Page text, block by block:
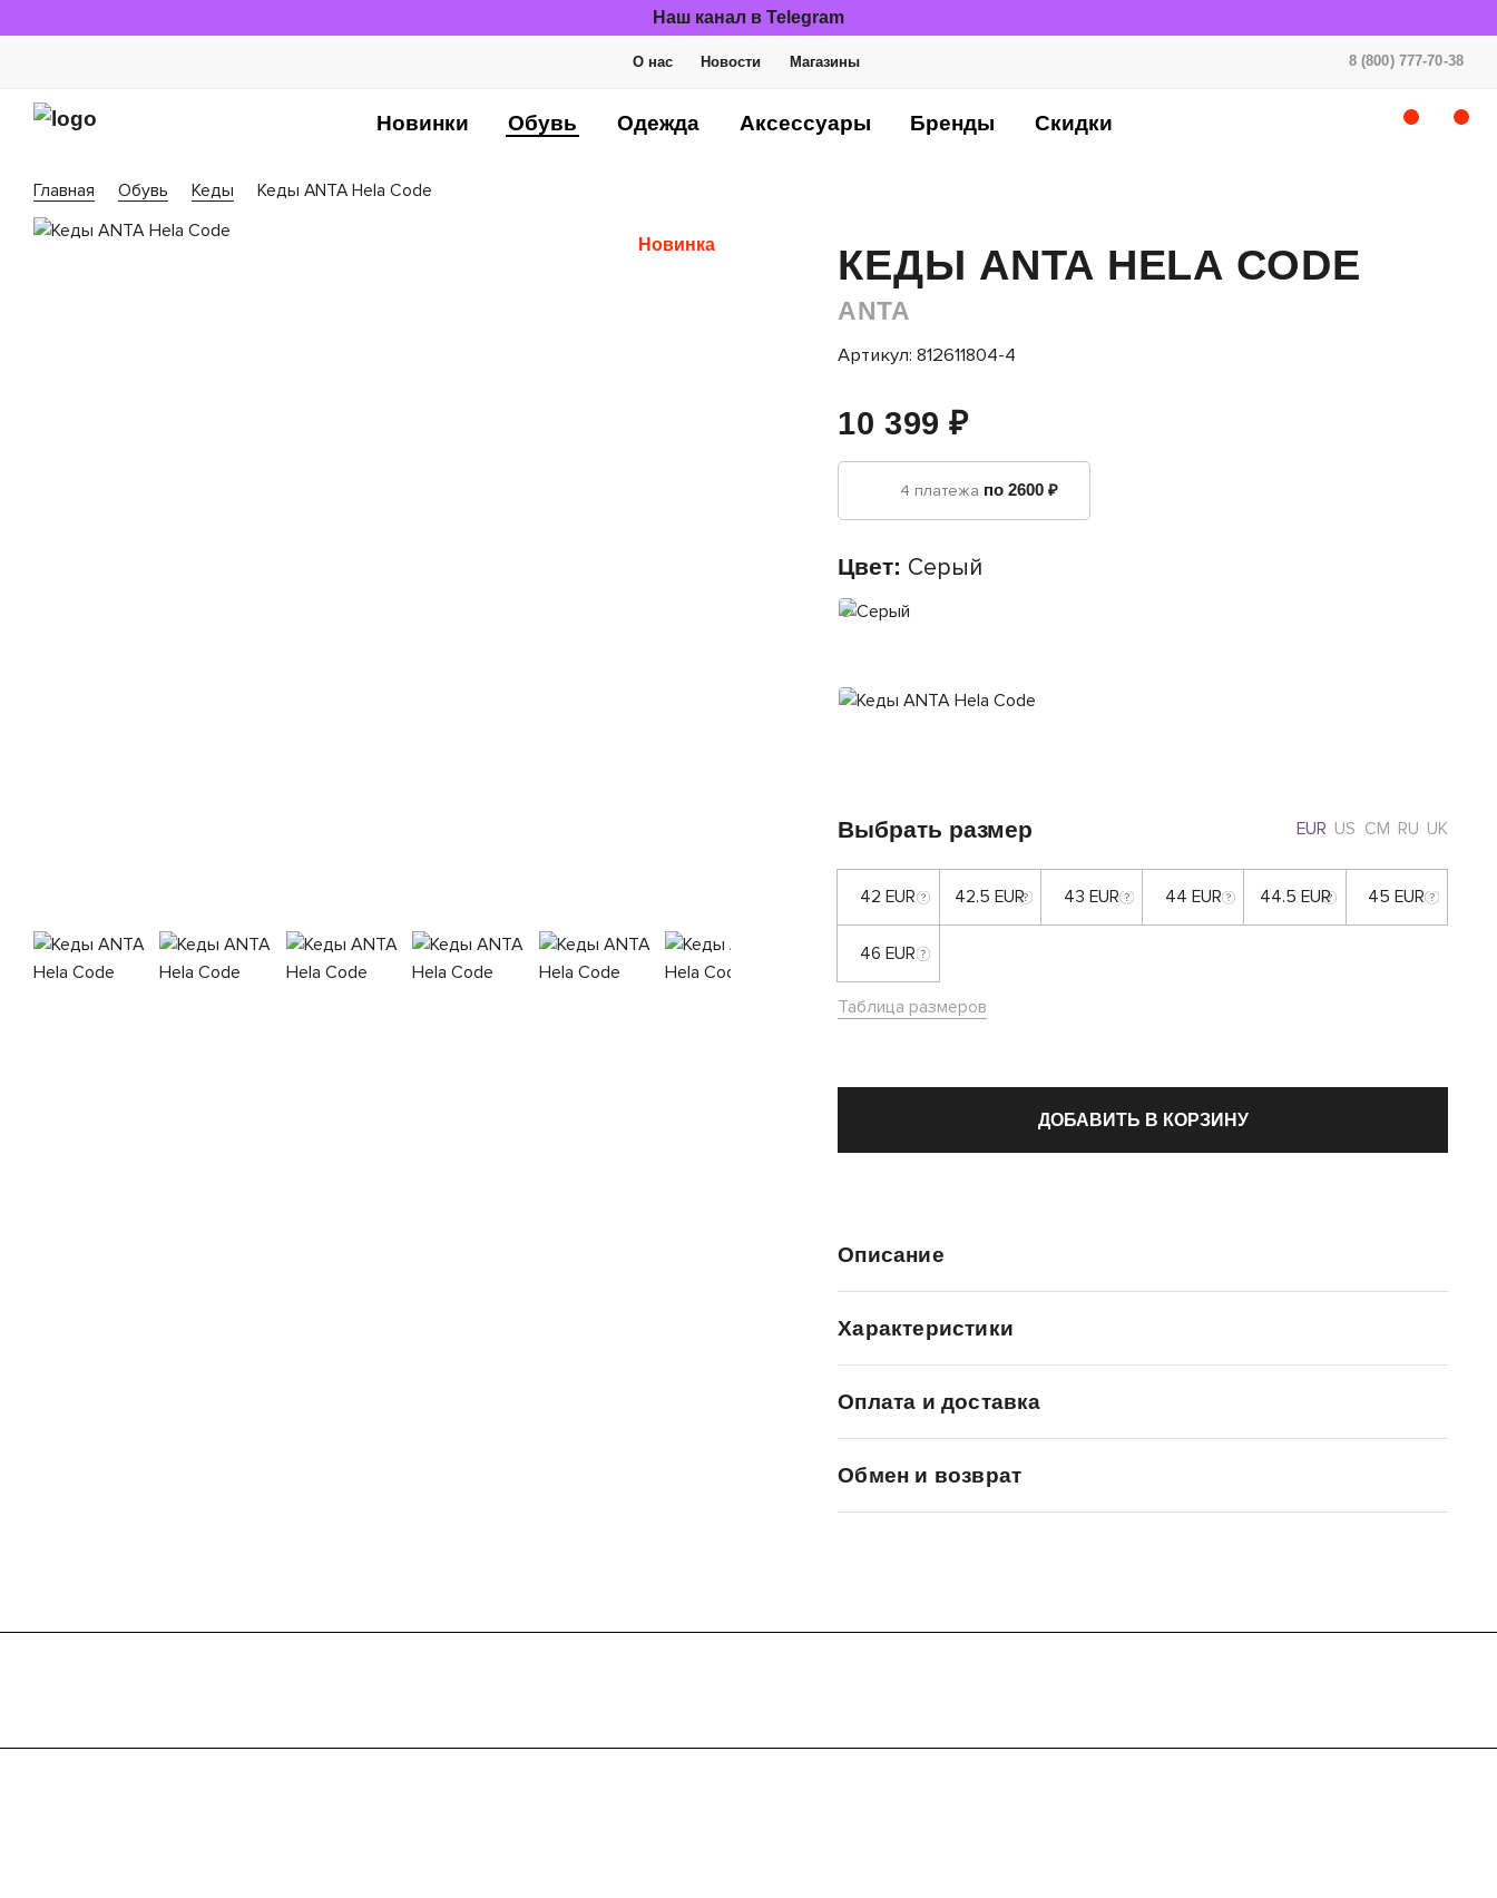
Наш канал в Telegram
О нас Новости Магазины 8 (800) 777-70-38
Новинки Обувь Одежда Аксессуары Бренды Скидки
Главная Обувь Кеды Кеды ANTA Hela Code
Новинка КЕДЫ ANTA HELA CODE
ANTA
Артикул: 812611804-4
10 399 ₽
4 платежа по 2600 ₽
Цвет: Серый
Выбрать размер EUR US CM RU UK
42 EUR 42.5 EUR 43 EUR 44 EUR 44.5 EUR 45 EUR
46 EUR
Таблица размеров
ДОБАВИТЬ В КОРЗИНУ
Описание
Характеристики
Оплата и доставка
Обмен и возврат